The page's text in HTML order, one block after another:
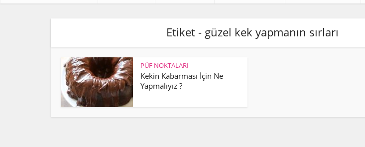
Etiket - güzel kek yapmanın sırları
PÜF NOKTALARI
Kekin Kabarması İçin Ne
Yapmalıyız ?